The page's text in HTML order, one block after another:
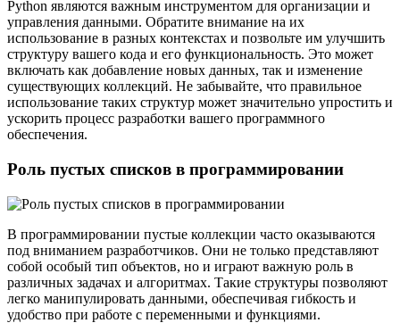
Python являются важным инструментом для организации и
управления данными. Обратите внимание на их
использование в разных контекстах и позвольте им улучшить
структуру вашего кода и его функциональность. Это может
включать как добавление новых данных, так и изменение
существующих коллекций. Не забывайте, что правильное
использование таких структур может значительно упростить и
ускорить процесс разработки вашего программного
обеспечения.
Роль пустых списков в программировании
В программировании пустые коллекции часто оказываются
под вниманием разработчиков. Они не только представляют
собой особый тип объектов, но и играют важную роль в
различных задачах и алгоритмах. Такие структуры позволяют
легко манипулировать данными, обеспечивая гибкость и
удобство при работе с переменными и функциями.